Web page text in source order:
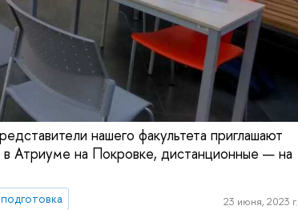
нашего факультета приглашают
Атриуме на Покровке, дистанционные — на
23 июня, 2023 г.